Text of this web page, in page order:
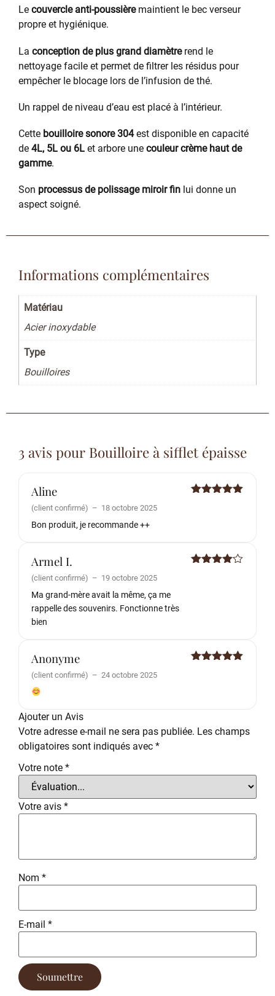
Le couvercle anti-poussièremaintient le bec verseur
propre et hygiénique.
La conception de plus grand diamètrerend le
nettoyage facile et permet de filtrer les résidus pour
empêcher le blocage lors de l’infusion de thé.
Un rappel de niveau d’eau est placé à l’intérieur.
Cette bouilloire sonore 304est disponible en capacité
de 4L, 5L ou 6L et arbore une couleur crème haut de
gamme.
Son processus de polissage miroir fin lui donne un
aspect soigné.
Informations complémentaires
Matériau
Acier inoxydable
Type
Bouilloires
3 avis pour Bouilloire à sifflet épaisse
Aline
(client confirmé) – 18 octobre 2025
Bon produit, je recommande ++
Armel I.
(client confirmé) – 19 octobre 2025
Ma grand-mère avait la même, ça me
rappelle des souvenirs. Fonctionne très
bien
Anonyme
(client confirmé) – 24 octobre 2025
Ajouter un Avis
Votre adresse e-mail ne sera pas publiée. Les champs
obligatoires sont indiqués avec *
Votre note *
Votre avis *
Nom *
E-mail *